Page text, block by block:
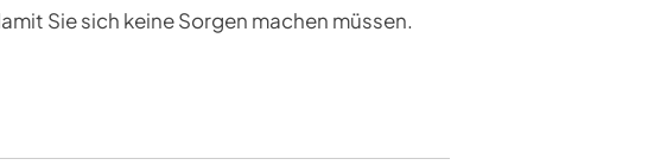
Sie sich keine Sorgen machen müssen.